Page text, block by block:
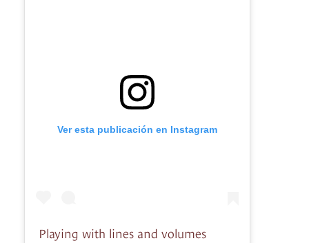
Ver esta publicación en Instagram
Playing with lines and volumes